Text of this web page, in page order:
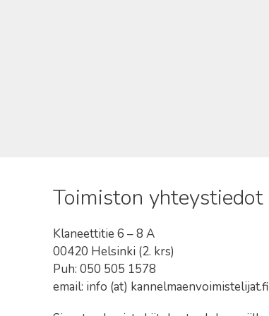
Toimiston yhteystiedot
Klaneettitie 6 – 8 A
00420 Helsinki (2. krs)
Puh: 050 505 1578
email: info (at) kannelmaenvoimistelijat.fi